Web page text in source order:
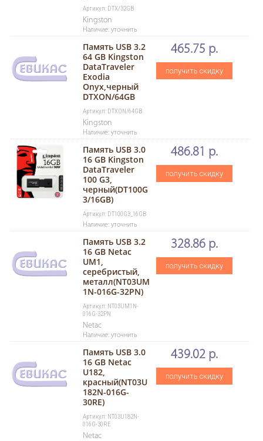
Артикул: DTX/32GB
Kingston
Наличие: уточнить
Память USB 3.2
64 GB Kingston
DataTraveler
Exodia
Onyx,черный
DTXON/64GB
Артикул: DTXON/64GB
Kingston
Наличие: уточнить
465.75 р.
получить скидку
Память USB 3.0
16 GB Kingston
DataTraveler
100 G3,
черный(DT100G
3/16GB)
Артикул: DT100G3_16GB
Наличие: уточнить
486.81 р.
получить скидку
Память USB 3.2
16 GB Netac
UM1,
серебристый,
металл(NT03UM
1N-016G-32PN)
Артикул: NT03UM1N-
016G-32PN
Netac
Наличие: уточнить
328.86 р.
получить скидку
Память USB 3.0
16 GB Netac
U182,
красный(NT03U
182N-016G-
30RE)
Артикул: NT03U182N-
016G-30RE
Netac
439.02 р.
получить скидку